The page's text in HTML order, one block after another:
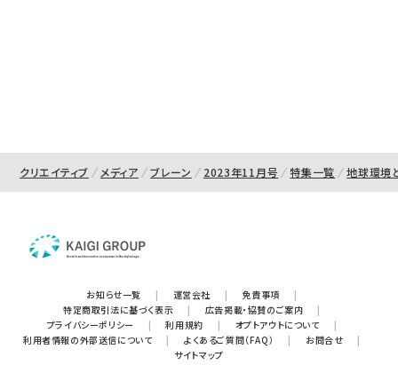
クリエイティブ メディア ブレーン 2023年11月号 特集一覧 地球環境
お知らせ一覧 | 運営会社 | 免責事項
|
特定商取引法に基づく表示
| 広告掲載・協賛のご案内
|
プライバシーポリシー
| 利用規約 | オプトアウトについて
|
利用者情報の外部送信について
| よくあるご質問（FAQ） | お問合せ
|
サイトマップ